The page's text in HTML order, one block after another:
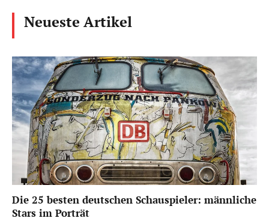
Neueste Artikel
Die 25 besten deutschen Schauspieler: männliche
Stars im Porträt